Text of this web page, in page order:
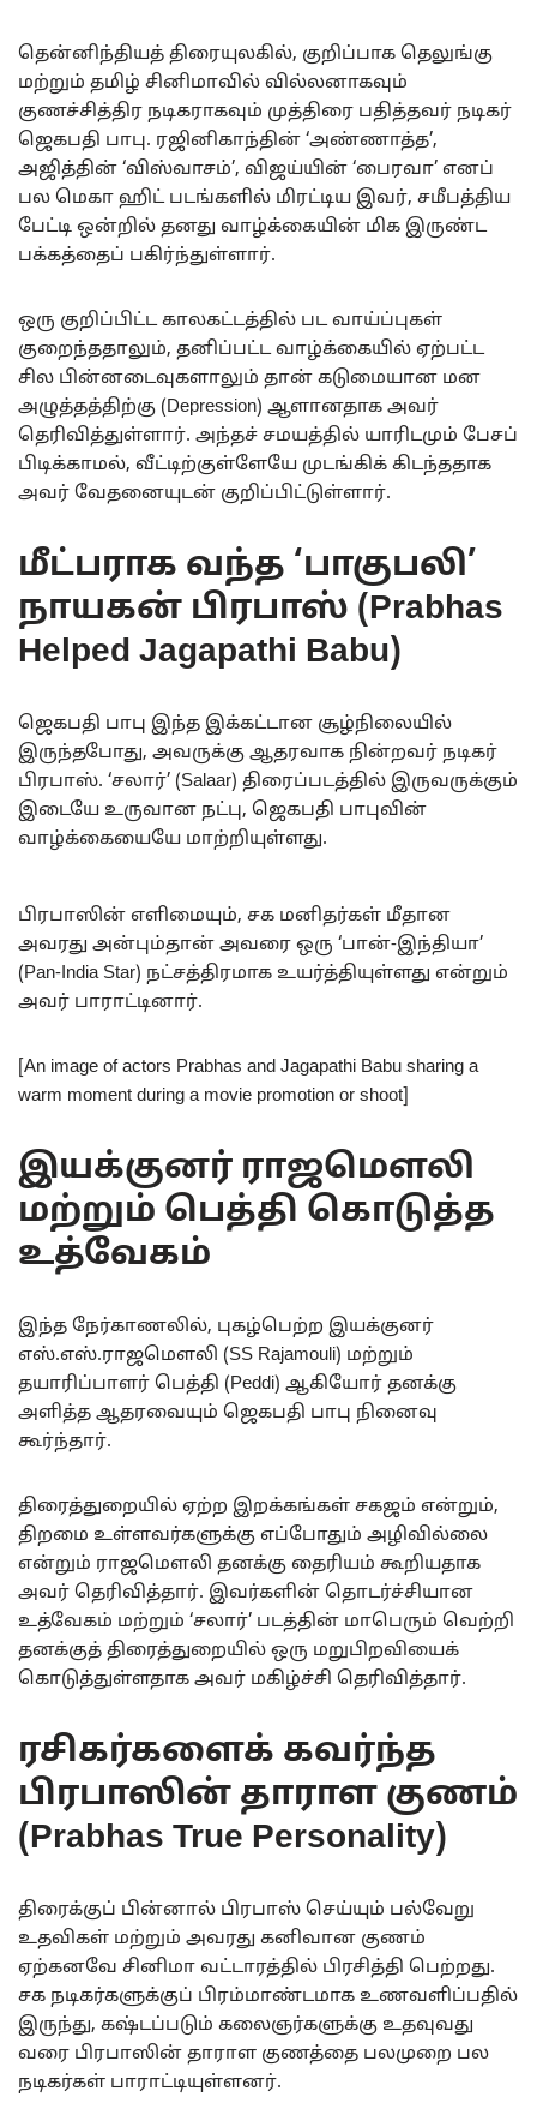
தென்னிந்தியத் திரையுலகில், குறிப்பாக தெலுங்கு
மற்றும் தமிழ் சினிமாவில் வில்லனாகவும்
குணச்சித்திர நடிகராகவும் முத்திரை பதித்தவர் நடிகர்
ஜெகபதி பாபு. ரஜினிகாந்தின் ‘அண்ணாத்த’,
அஜித்தின் ‘விஸ்வாசம்’, விஜய்யின் ‘பைரவா’ எனப்
பல மெகா ஹிட் படங்களில் மிரட்டிய இவர், சமீபத்திய
பேட்டி ஒன்றில் தனது வாழ்க்கையின் மிக இருண்ட
பக்கத்தைப் பகிர்ந்துள்ளார்.
ஒரு குறிப்பிட்ட காலகட்டத்தில் பட வாய்ப்புகள்
குறைந்ததாலும், தனிப்பட்ட வாழ்க்கையில் ஏற்பட்ட
சில பின்னடைவுகளாலும் தான் கடுமையான மன
அழுத்தத்திற்கு (Depression) ஆளானதாக அவர்
தெரிவித்துள்ளார். அந்தச் சமயத்தில் யாரிடமும் பேசப்
பிடிக்காமல், வீட்டிற்குள்ளேயே முடங்கிக் கிடந்ததாக
அவர் வேதனையுடன் குறிப்பிட்டுள்ளார்.
மீட்பராக வந்த ‘பாகுபலி’
நாயகன் பிரபாஸ் (Prabhas
Helped Jagapathi Babu)
ஜெகபதி பாபு இந்த இக்கட்டான சூழ்நிலையில்
இருந்தபோது, அவருக்கு ஆதரவாக நின்றவர் நடிகர்
பிரபாஸ். ‘சலார்’ (Salaar) திரைப்படத்தில் இருவருக்கும்
இடையே உருவான நட்பு, ஜெகபதி பாபுவின்
வாழ்க்கையையே மாற்றியுள்ளது.
பிரபாஸின் எளிமையும், சக மனிதர்கள் மீதான
அவரது அன்பும்தான் அவரை ஒரு ‘பான்-இந்தியா’
(Pan-India Star) நட்சத்திரமாக உயர்த்தியுள்ளது என்றும்
அவர் பாராட்டினார்.
[An image of actors Prabhas and Jagapathi Babu sharing a
warm moment during a movie promotion or shoot]
இயக்குனர் ராஜமௌலி
மற்றும் பெத்தி கொடுத்த
உத்வேகம்
இந்த நேர்காணலில், புகழ்பெற்ற இயக்குனர்
எஸ்.எஸ்.ராஜமௌலி (SS Rajamouli) மற்றும்
தயாரிப்பாளர் பெத்தி (Peddi) ஆகியோர் தனக்கு
அளித்த ஆதரவையும் ஜெகபதி பாபு நினைவு
கூர்ந்தார்.
திரைத்துறையில் ஏற்ற இறக்கங்கள் சகஜம் என்றும்,
திறமை உள்ளவர்களுக்கு எப்போதும் அழிவில்லை
என்றும் ராஜமௌலி தனக்கு தைரியம் கூறியதாக
அவர் தெரிவித்தார். இவர்களின் தொடர்ச்சியான
உத்வேகம் மற்றும் ‘சலார்’ படத்தின் மாபெரும் வெற்றி
தனக்குத் திரைத்துறையில் ஒரு மறுபிறவியைக்
கொடுத்துள்ளதாக அவர் மகிழ்ச்சி தெரிவித்தார்.
ரசிகர்களைக் கவர்ந்த
பிரபாஸின் தாராள குணம்
(Prabhas True Personality)
திரைக்குப் பின்னால் பிரபாஸ் செய்யும் பல்வேறு
உதவிகள் மற்றும் அவரது கனிவான குணம்
ஏற்கனவே சினிமா வட்டாரத்தில் பிரசித்தி பெற்றது.
சக நடிகர்களுக்குப் பிரம்மாண்டமாக உணவளிப்பதில்
இருந்து, கஷ்டப்படும் கலைஞர்களுக்கு உதவுவது
வரை பிரபாஸின் தாராள குணத்தை பலமுறை பல
நடிகர்கள் பாராட்டியுள்ளனர்.